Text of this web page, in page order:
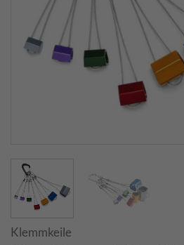
Klemmkeile